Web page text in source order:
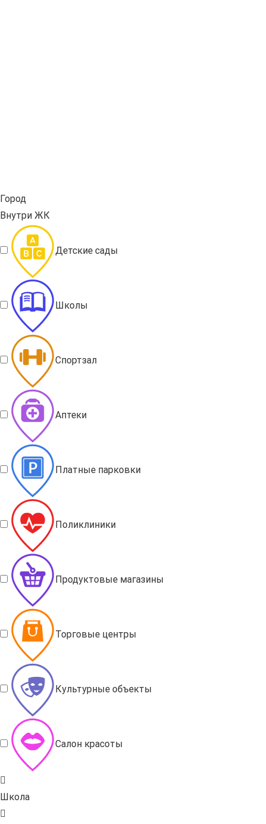
Город
Внутри ЖК
Детские сады
Школы
Спортзал
Аптеки
Платные парковки
Поликлиники
Продуктовые магазины
Торговые центры
Культурные объекты
Салон красоты
Школа